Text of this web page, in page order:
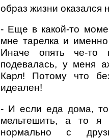
образ жизни оказался
- Еще в какой-то
мне тарелка и
Иначе опять че-то
подевалась, у меня
Карл! Потому что
идеален!
- И если еда дома,
мельтешить, а то я
нормально с